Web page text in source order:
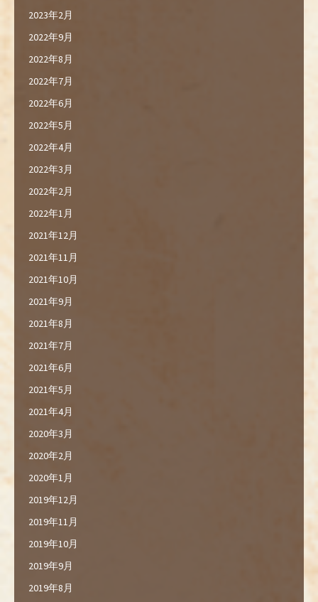
2023年2月
2022年9月
2022年8月
2022年7月
2022年6月
2022年5月
2022年4月
2022年3月
2022年2月
2022年1月
2021年12月
2021年11月
2021年10月
2021年9月
2021年8月
2021年7月
2021年6月
2021年5月
2021年4月
2020年3月
2020年2月
2020年1月
2019年12月
2019年11月
2019年10月
2019年9月
2019年8月